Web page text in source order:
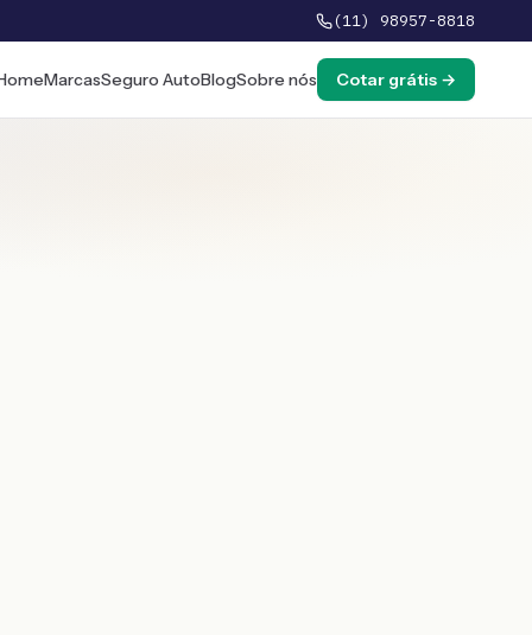
(11) 98957-8818
MarcasSeguro AutoBlogSobre nós Cotar grátis →